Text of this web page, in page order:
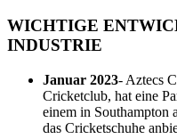
WICHTIGE
INDUSTRIE
Januar 2023- Aztecs
Cricketclub, hat eine
einem in Southampton
das Cricketschuhe